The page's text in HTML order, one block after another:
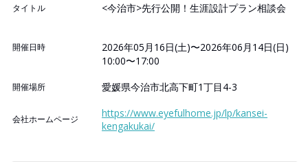
タイトル <今治市>先行公開！生涯設計プラン相談会
開催日時
2026年05月16日(土)〜2026年06月14日(日)
10:00〜17:00
開催場所 愛媛県今治市北高下町1丁目4-3
会社ホームページ
https://www.eyefulhome.jp/lp/kansei-
kengakukai/